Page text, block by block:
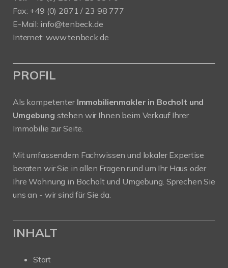
Fax: +49 (0) 2871 / 23 98 777
E-Mail: info@tenbeck.de
Internet: www.tenbeck.de
PROFIL
Als kompetenter Immobilienmakler in Bocholt und
Umgebung stehen wir Ihnen beim Verkauf Ihrer
Immobilie zur Seite.
Mit umfassendem Fachwissen und lokaler Expertise
beraten wir Sie in allen Fragen rund um Ihr Haus oder
Ihre Wohnung in Bocholt und Umgebung. Sprechen Sie
uns an - wir sind für Sie da.
INHALT
Start